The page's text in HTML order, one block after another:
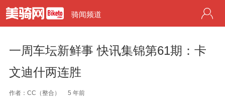
骑闻频道
一周车坛新鲜事 快讯集锦第61期：卡
文迪什两连胜
作者：CC（整合） 5 年前